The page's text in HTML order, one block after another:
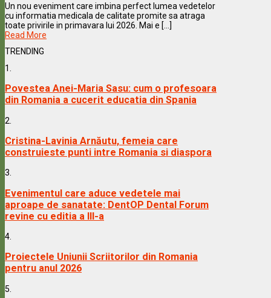
Un nou eveniment care imbina perfect lumea vedetelor
cu informatia medicala de calitate promite sa atraga
toate privirile in primavara lui 2026. Mai e [...]
Read More
TRENDING
1.
Povestea Anei-Maria Sasu: cum o profesoara
din Romania a cucerit educatia din Spania
2.
Cristina-Lavinia Arnăutu, femeia care
construieste punti intre Romania si diaspora
3.
Evenimentul care aduce vedetele mai
aproape de sanatate: DentOP Dental Forum
revine cu editia a III-a
4.
Proiectele Uniunii Scriitorilor din Romania
pentru anul 2026
5.